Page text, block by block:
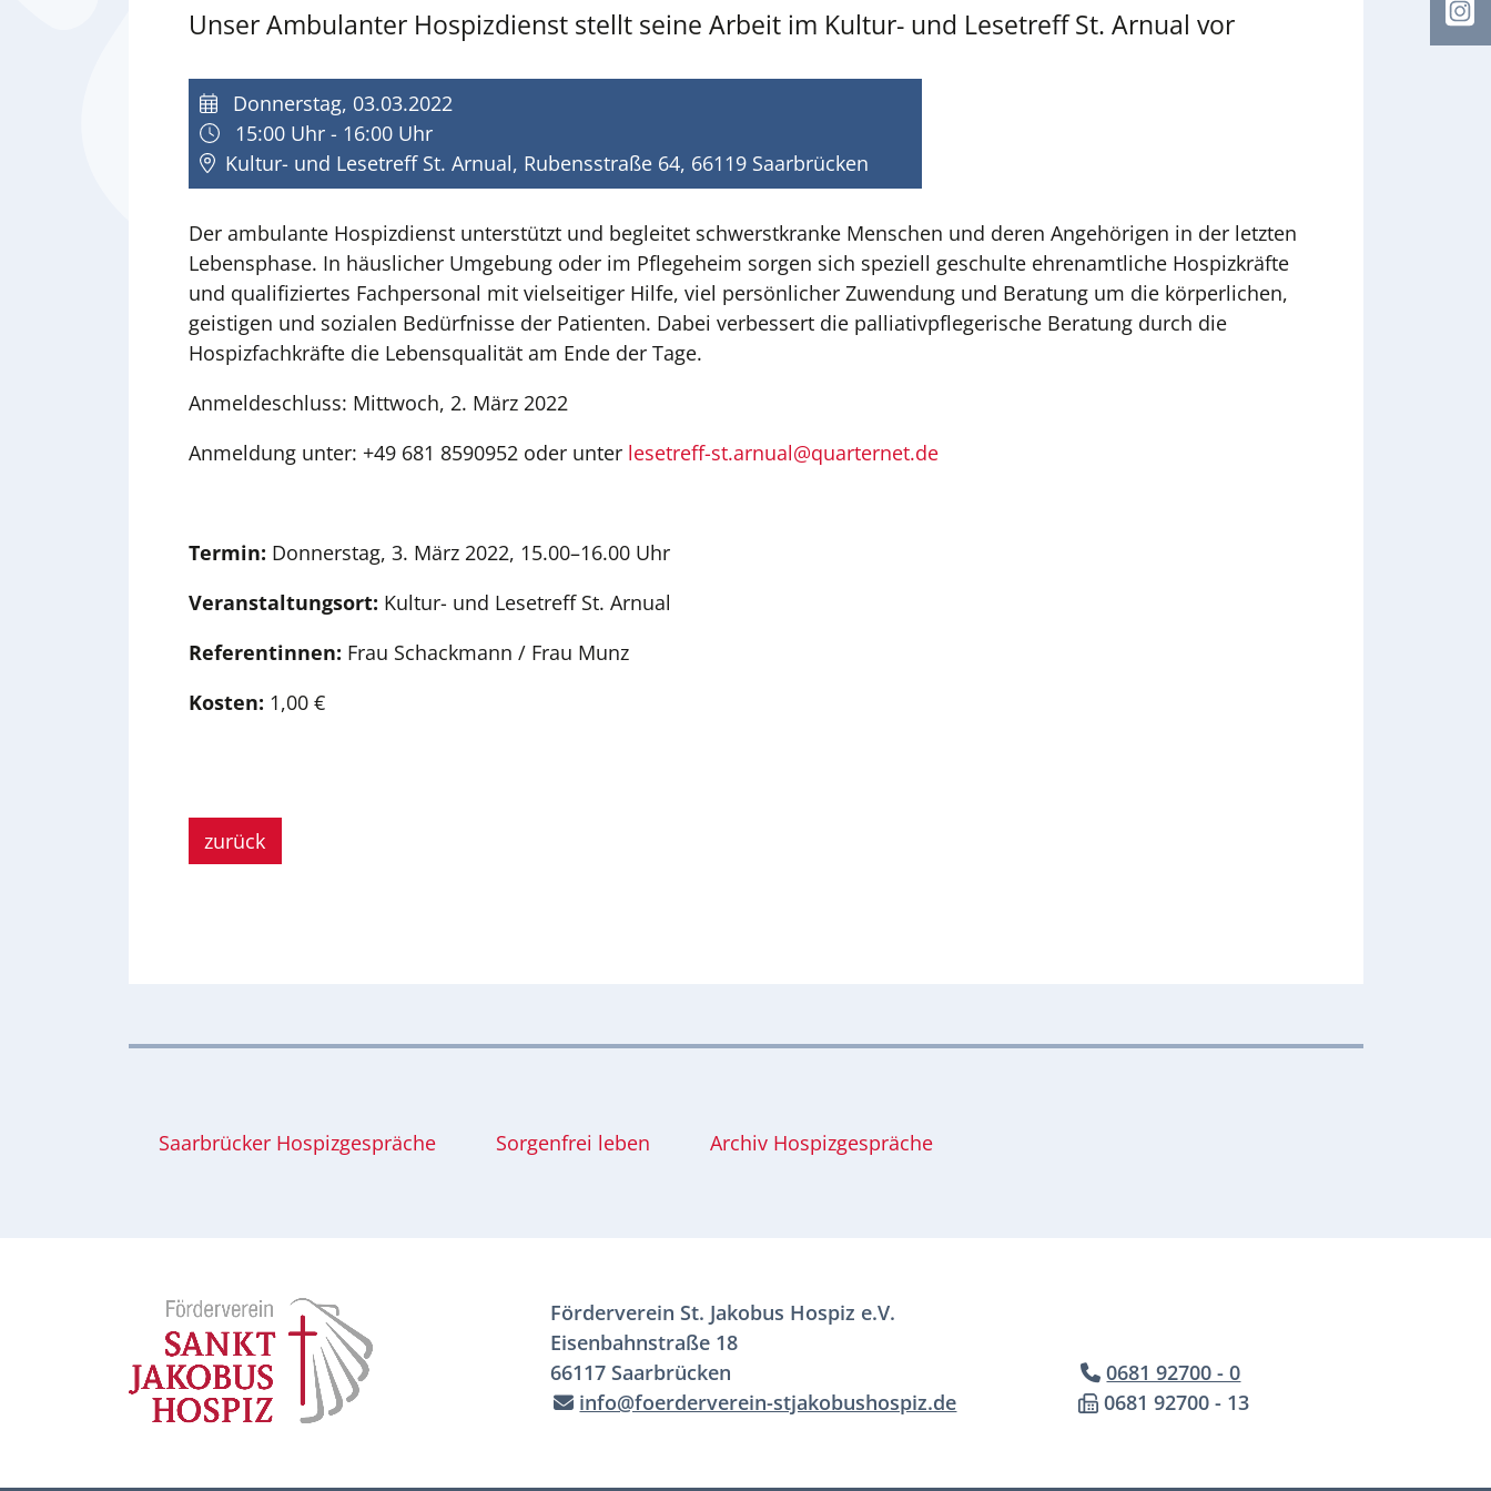
Unser Ambulanter Hospizdienst stellt seine Arbeit im Kultur- und Lesetreff St. Arnual vor
Donnerstag, 03.03.2022
15:00 Uhr - 16:00 Uhr
Kultur- und Lesetreff St. Arnual, Rubensstraße 64, 66119 Saarbrücken
Der ambulante Hospizdienst unterstützt und begleitet schwerstkranke Menschen und deren Angehörigen in der letzten
Lebensphase. In häuslicher Umgebung oder im Pflegeheim sorgen sich speziell geschulte ehrenamtliche Hospizkräfte
und qualifiziertes Fachpersonal mit vielseitiger Hilfe, viel persönlicher Zuwendung und Beratung um die körperlichen,
geistigen und sozialen Bedürfnisse der Patienten. Dabei verbessert die palliativpflegerische Beratung durch die
Hospizfachkräfte die Lebensqualität am Ende der Tage.
Anmeldeschluss: Mittwoch, 2. März 2022
Anmeldung unter: +49 681 8590952 oder unter lesetreff-st.arnual@quarternet.de
Termin: Donnerstag, 3. März 2022, 15.00–16.00 Uhr
Veranstaltungsort: Kultur- und Lesetreff St. Arnual
Referentinnen: Frau Schackmann / Frau Munz
Kosten: 1,00 €
zurück
Saarbrücker Hospizgespräche Sorgenfrei leben Archiv Hospizgespräche
Förderverein St. Jakobus Hospiz e.V.
Eisenbahnstraße 18
66117 Saarbrücken
info@foerderverein-stjakobushospiz.de
0681 92700 - 0
0681 92700 - 13